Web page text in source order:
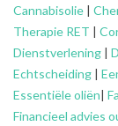
Cannabisolie |
Therapie RET |
Dienstverlening |
Echtscheiding |
Essentiële oliën|
Financieel advies